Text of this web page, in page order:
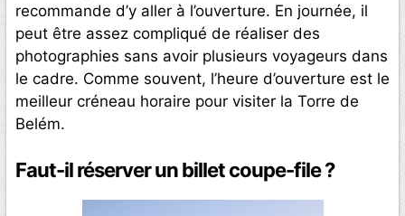
recommande d’y aller à l’ouverture. En journée, il
peut être assez compliqué de réaliser des
photographies sans avoir plusieurs voyageurs dans
le cadre. Comme souvent, l’heure d’ouverture est le
meilleur créneau horaire pour visiter la Torre de
Belém.
Faut-il réserver un billet coupe-file ?